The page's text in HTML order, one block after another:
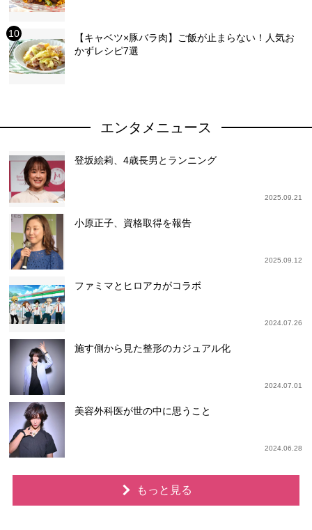
【キャベツ×豚バラ肉】ご飯が止まらない！人気お
かずレシピ7選
エンタメニュース
登坂絵莉、4歳長男とランニング
2025.09.21
小原正子、資格取得を報告
2025.09.12
ファミマとヒロアカがコラボ
2024.07.26
施す側から見た整形のカジュアル化
2024.07.01
美容外科医が世の中に思うこと
2024.06.28
もっと見る